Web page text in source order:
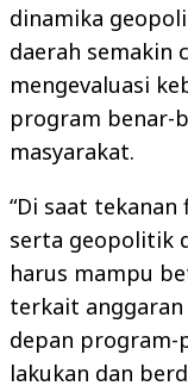
dinamika
daerah semakin
mengevaluasi
program benar-
masyarakat.
“Di saat
serta geopolitik
harus mampu
terkait anggaran
depan
lakukan dan